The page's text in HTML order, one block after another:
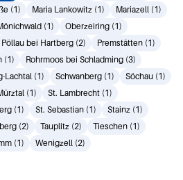
(1)
Maria Lankowitz (1)
Mariazell (1)
(1)
Oberzeiring (1)
Pöllau bei Hartberg (2)
Premstätten (1)
(1)
Rohrmoos bei Schladming (3)
Lachtal (1) Schwanberg (1)
Söchau (1)
(1)
St. Lambrecht (1)
(1)
St. Sebastian (1)
Stainz (1)
(2) Tauplitz (2)
Tieschen (1)
(1)
Wenigzell (2)